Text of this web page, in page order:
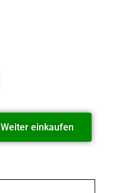
Weiter einkaufen